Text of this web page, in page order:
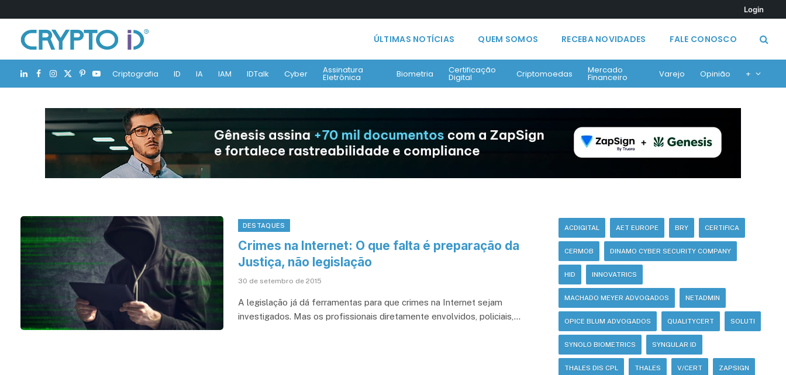
Login
ÚLTIMAS NOTÍCIAS QUEM SOMOS RECEBA NOVIDADES FALE CONOSCO
LinkedIn
Facebook
Instagram
X
(Twitter)
Pinterest
YouTubeCriptografia ID IA IAM IDTalk Cyber Assinatura
Eletrônica Biometria Certificação
Digital Criptomoedas Mercado
Financeiro Varejo Opinião +
DESTAQUES
Crimes na Internet: O que falta é preparação da
Justiça, não legislação
30 de setembro de 2015
A legislação já dá ferramentas para que crimes na Internet sejam
investigados. Mas os profissionais diretamente envolvidos, policiais,…
ACDIGITAL AET EUROPE BRY CERTIFICA
CERMOB DINAMO CYBER SECURITY COMPANY
HID INNOVATRICS
MACHADO MEYER ADVOGADOS NETADMIN
OPICE BLUM ADVOGADOS QUALITYCERT SOLUTI
SYNOLO BIOMETRICS SYNGULAR ID
THALES DIS CPL THALES V/CERT ZAPSIGN